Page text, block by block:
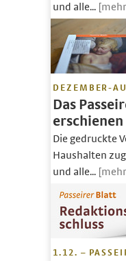
und alle...
DEZEMBER-
Das
erschienen
Die gedruckte
Haushalten
und alle...
1.12. –